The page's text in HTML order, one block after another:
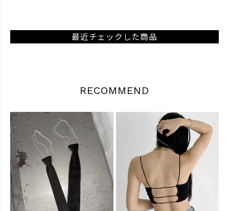
最近チェックした商品
RECOMMEND